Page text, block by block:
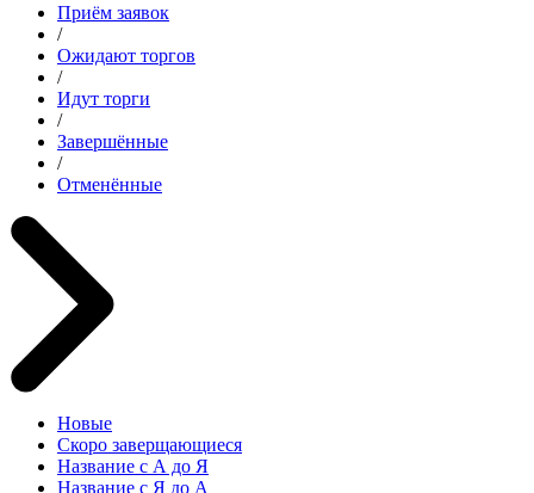
Приём заявок
/
Ожидают торгов
/
Идут торги
/
Завершённые
/
Отменённые
Новые
Скоро заверщающиеся
Название с А до Я
Название с Я до А